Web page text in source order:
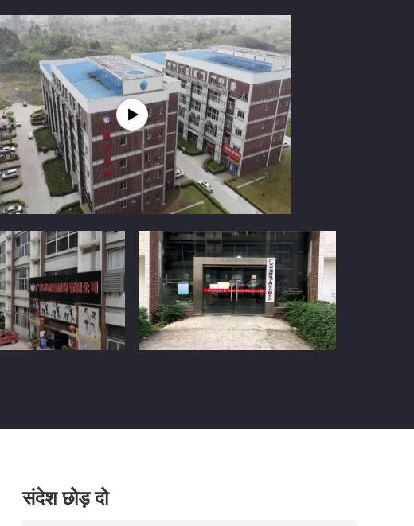
संदेश छोड़ दो